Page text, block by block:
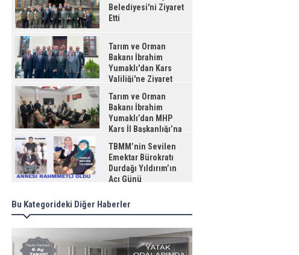
Belediyesi'ni Ziyaret
Etti
Tarım ve Orman
Bakanı İbrahim
Yumaklı'dan Kars
Valiliği'ne Ziyaret
Tarım ve Orman
Bakanı İbrahim
Yumaklı’dan MHP
Kars İl Başkanlığı’na
Ziyaret
TBMM’nin Sevilen
Emektar Bürokratı
Durdağı Yıldırım’ın
Acı Günü
Bu Kategorideki Diğer Haberler